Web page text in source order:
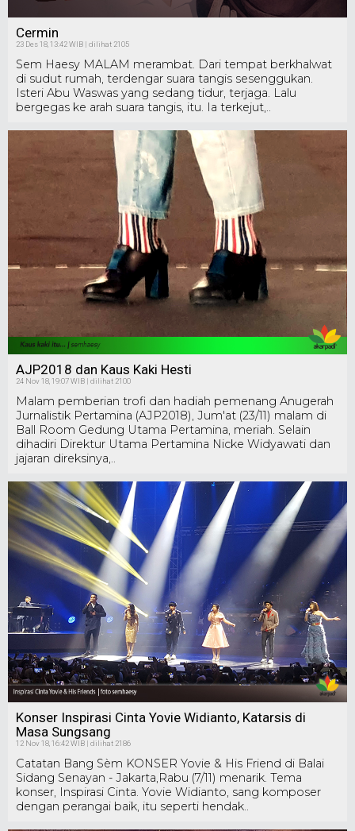
Cermin
23 Des 18, 13:42 WIB | dilihat 2105
Sem Haesy MALAM merambat. Dari tempat berkhalwat
di sudut rumah, terdengar suara tangis sesenggukan.
Isteri Abu Waswas yang sedang tidur, terjaga. Lalu
bergegas ke arah suara tangis, itu. Ia terkejut,..
AJP2018 dan Kaus Kaki Hesti
24 Nov 18, 19:07 WIB | dilihat 2100
Malam pemberian trofi dan hadiah pemenang Anugerah
Jurnalistik Pertamina (AJP2018), Jum'at (23/11) malam di
Ball Room Gedung Utama Pertamina, meriah. Selain
dihadiri Direktur Utama Pertamina Nicke Widyawati dan
jajaran direksinya,..
Konser Inspirasi Cinta Yovie Widianto, Katarsis di
Masa Sungsang
12 Nov 18, 16:42 WIB | dilihat 2186
Catatan Bang Sèm KONSER Yovie & His Friend di Balai
Sidang Senayan - Jakarta,Rabu (7/11) menarik. Tema
konser, Inspirasi Cinta. Yovie Widianto, sang komposer
dengan perangai baik, itu seperti hendak..